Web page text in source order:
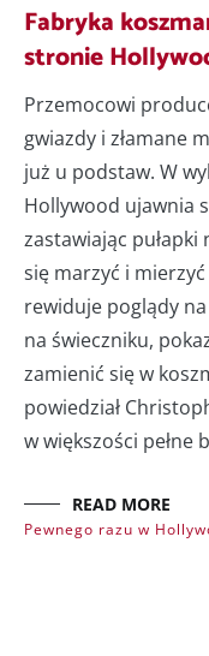
Fabryka
stronie
Przemocowi
gwiazdy i złamane
już u podstaw. W
Hollywood ujawnia
zastawiając
się marzyć i
rewiduje poglądy
na świeczniku,
zamienić się w
powiedział
w większości pełne
READ MORE
Pewnego razu w